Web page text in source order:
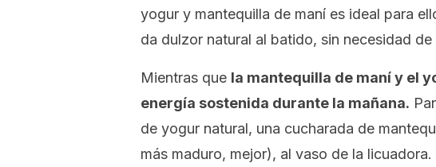
yogur y mantequilla de maní es ideal para
da dulzor natural al batido, sin necesidad de
Mientras que la mantequilla de maní y el
energía sostenida durante la mañana.
de yogur natural, una cucharada de
más maduro, mejor), al vaso de la